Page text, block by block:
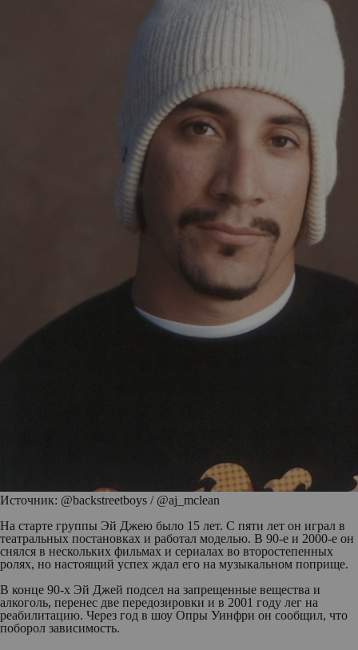
Источник: @backstreetboys / @aj_mclean
На старте группы Эй Джею было 15 лет. С пяти лет он играл в
театральных постановках и работал моделью. В 90-е и 2000-е он
снялся в нескольких фильмах и сериалах во второстепенных
ролях, но настоящий успех ждал его на музыкальном поприще.
В конце 90-х Эй Джей подсел на запрещенные вещества и
алкоголь, перенес две передозировки и в 2001 году лег на
реабилитацию. Через год в шоу Опры Уинфри он сообщил, что
поборол зависимость.